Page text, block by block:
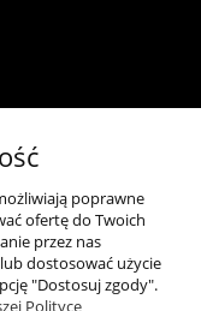
poprawne
ofertę do Twoich
przez nas
dostosować użycie
"Dostosuj zgody".
Polityce